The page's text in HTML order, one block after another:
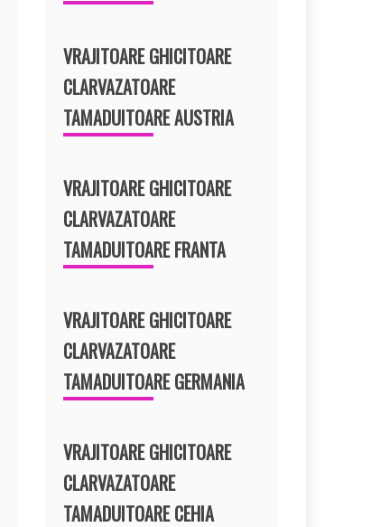
VRAJITOARE GHICITOARE
CLARVAZATOARE
TAMADUITOARE AUSTRIA
VRAJITOARE GHICITOARE
CLARVAZATOARE
TAMADUITOARE FRANTA
VRAJITOARE GHICITOARE
CLARVAZATOARE
TAMADUITOARE GERMANIA
VRAJITOARE GHICITOARE
CLARVAZATOARE
TAMADUITOARE CEHIA